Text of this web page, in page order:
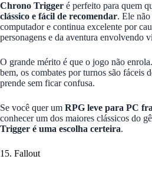
Chrono Trigger é perfeito para quem
clássico e fácil de recomendar. Ele
computador e continua excelente por
personagens e da aventura envolvendo
O grande mérito é que o jogo não
bem, os combates por turnos são fáceis
prende sem ficar confusa.
Se você quer um RPG leve para PC
conhecer um dos maiores clássicos do
Trigger é uma escolha certeira.
15. Fallout